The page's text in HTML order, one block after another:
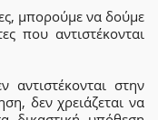
μπορούμε να δούμε
που αντιστέκονται
αντιστέκονται στην
δεν χρειάζεται να